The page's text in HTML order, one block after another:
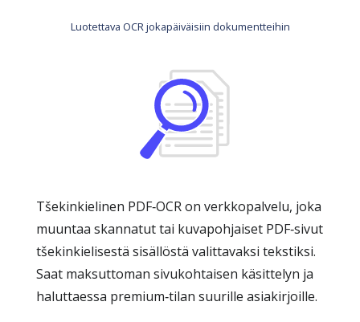
Luotettava OCR jokapäiväisiin dokumentteihin
Tšekinkielinen PDF‑OCR on verkkopalvelu, joka
muuntaa skannatut tai kuvapohjaiset PDF‑sivut
tšekinkielisestä sisällöstä valittavaksi tekstiksi.
Saat maksuttoman sivukohtaisen käsittelyn ja
haluttaessa premium‑tilan suurille asiakirjoille.